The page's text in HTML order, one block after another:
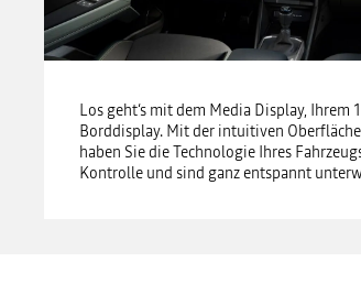
Los geht‘s mit dem Media Display, Ihrem
Borddisplay. Mit der intuitiven
haben Sie die Technologie Ihres
Kontrolle und sind ganz entspannt